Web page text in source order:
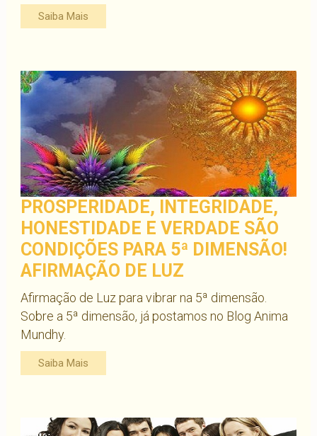
Saiba Mais
PROSPERIDADE, INTEGRIDADE,
HONESTIDADE E VERDADE SÃO
CONDIÇÕES PARA 5ª DIMENSÃO!
AFIRMAÇÃO DE LUZ
Afirmação de Luz para vibrar na 5ª dimensão.
Sobre a 5ª dimensão, já postamos no Blog Anima
Mundhy.
Saiba Mais